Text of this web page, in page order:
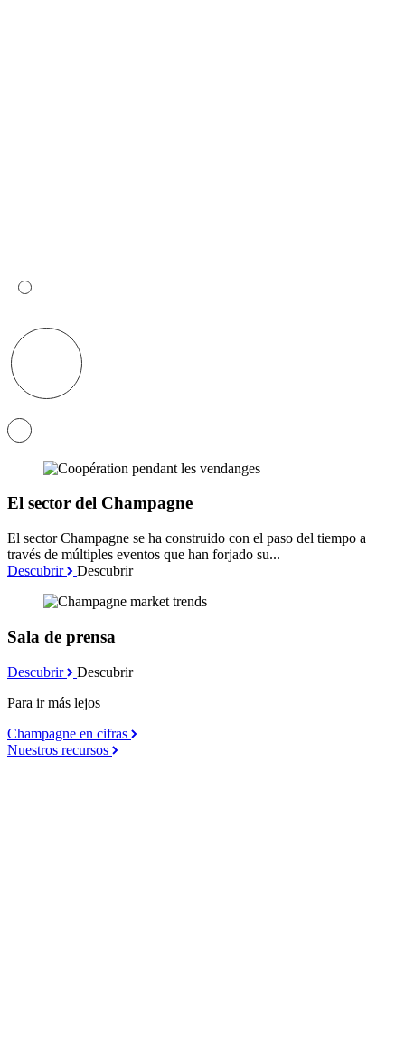
El sector del Champagne
El sector Champagne se ha construido con el paso del tiempo a
través de múltiples eventos que han forjado su...
Descubrir
Descubrir
Sala de prensa
Descubrir
Descubrir
Para ir más lejos
Champagne en cifras
Nuestros recursos